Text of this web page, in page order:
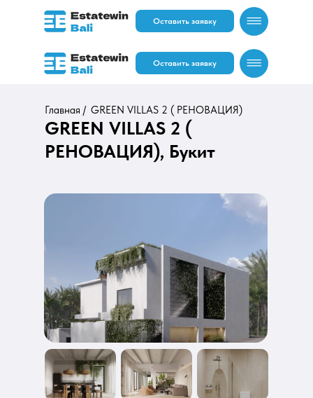
RU
Оставить заявку
Оставить заявку
Главная / GREEN VILLAS 2 ( РЕНОВАЦИЯ)
GREEN VILLAS 2 (
РЕНОВАЦИЯ), Букит